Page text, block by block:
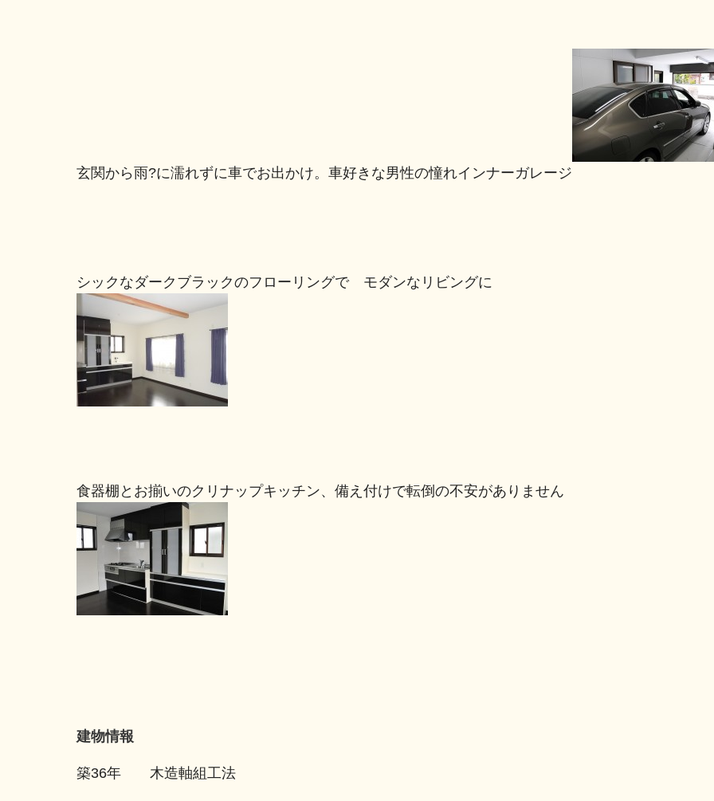
玄関から雨?に濡れずに車でお出かけ。車好きな男性の憧れインナーガレージ
シックなダークブラックのフローリングで モダンなリビングに
食器棚とお揃いのクリナップキッチン、備え付けで転倒の不安がありません
建物情報
築36年 木造軸組工法